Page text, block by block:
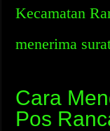
Kecamatan
menerima
Cara
Pos